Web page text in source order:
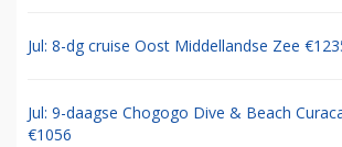
Jul: 8-dg cruise Oost Middellandse Zee
Jul: 9-daagse Chogogo Dive & Beach
€1056